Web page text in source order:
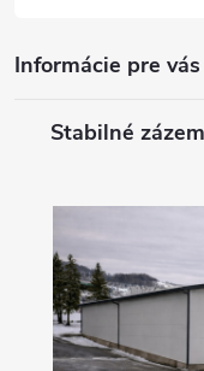
Informácie pre vás
Stabilné